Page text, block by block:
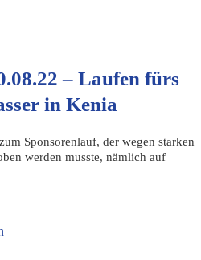
– Laufen fürs
in Kenia
Sponsorenlauf, der wegen starken
werden musste, nämlich auf